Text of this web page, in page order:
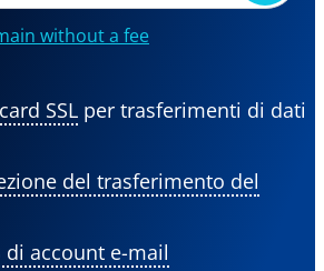
without a fee
SSL per trasferimenti di dati
del trasferimento del
di account e-mail